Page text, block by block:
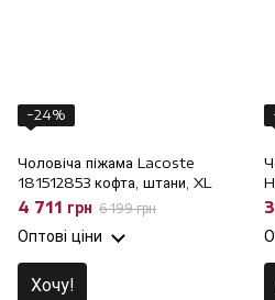
−24%
Чоловіча піжама Lacoste
181512853 кофта, штани, XL
4 711 грн 6 199 грн
Оптові ціни
Хочу!